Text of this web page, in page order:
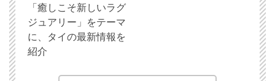
「癒しこそ新しいラグ
ジュアリー」をテーマ
に、タイの最新情報を
紹介